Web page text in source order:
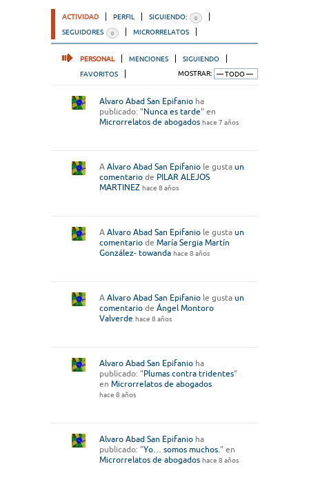
ACTIVIDAD PERFIL SIGUIENDO: 0
SEGUIDORES 0 MICRORRELATOS
PERSONAL MENCIONES
SIGUIENDO
FAVORITOS
MOSTRAR:
Alvaro Abad San Epifanio ha
publicado: "Nunca es tarde" en
Microrrelatos de abogados hace 7 años
A Alvaro Abad San Epifanio le gusta un
comentario de PILAR ALEJOS
MARTINEZ hace 8 años
A Alvaro Abad San Epifanio le gusta un
comentario de María Sergia Martín
González- towanda hace 8 años
A Alvaro Abad San Epifanio le gusta un
comentario de Ángel Montoro
Valverde hace 8 años
Alvaro Abad San Epifanio ha
publicado: "Plumas contra tridentes"
en Microrrelatos de abogados
hace 8 años
Alvaro Abad San Epifanio ha
publicado: "Yo… somos muchos. " en
Microrrelatos de abogados hace 8 años